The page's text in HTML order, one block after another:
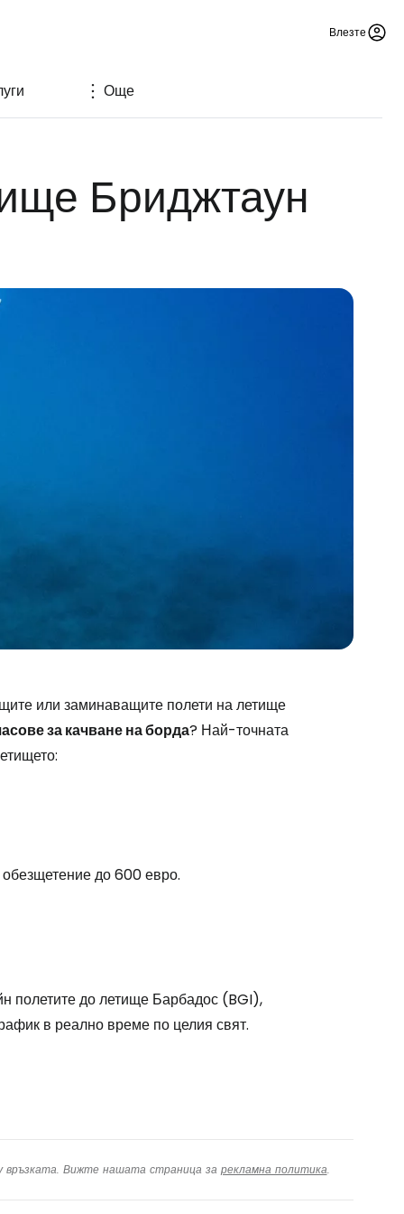
Влезте
Още
Бриджтаун
или заминаващите полети на летище
за качване на борда? Най-точната
до 600 евро.
полетите до летище Барбадос (BGI),
в реално време по целия свят.
връзката. Вижте нашата страница за рекламна политика.
с Facebook